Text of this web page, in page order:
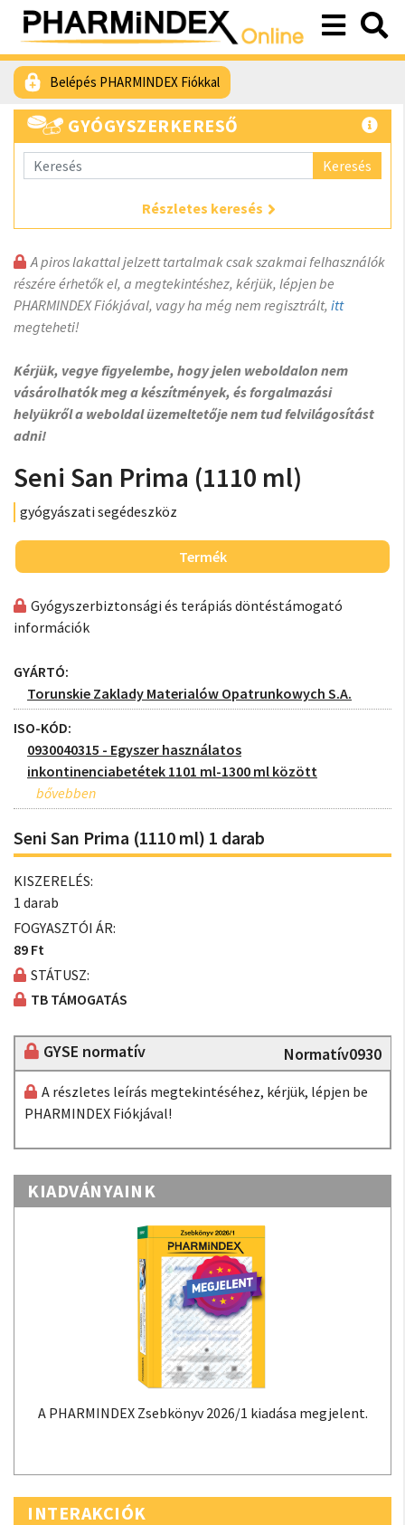
Belépés PHARMINDEX Fiókkal
GYÓGYSZERKERESŐ
Keresés
Részletes keresés
A piros lakattal jelzett tartalmak csak szakmai felhasználók
részére érhetők el, a megtekintéshez, kérjük, lépjen be
PHARMINDEX Fiókjával, vagy ha még nem regisztrált, itt
megteheti!
Kérjük, vegye figyelembe, hogy jelen weboldalon nem
vásárolhatók meg a készítmények, és forgalmazási
helyükről a weboldal üzemeltetője nem tud felvilágosítást
adni!
Seni San Prima (1110 ml)
gyógyászati segédeszköz
Termék
Gyógyszerbiztonsági és terápiás döntéstámogató
információk
GYÁRTÓ:
Torunskie Zaklady Materialów Opatrunkowych S.A.
ISO-KÓD:
0930040315 - Egyszer használatos
inkontinenciabetétek 1101 ml-1300 ml között
Seni San Prima (1110 ml) 1 darab
KISZERELÉS:
1 darab
FOGYASZTÓI ÁR:
89 Ft
STÁTUSZ:
TB TÁMOGATÁS
GYSE normatív Normatív0930
A részletes leírás megtekintéséhez, kérjük, lépjen be
PHARMINDEX Fiókjával!
KIADVÁNYAINK
A PHARMINDEX Zsebkönyv 2026/1 kiadása megjelent.
INTERAKCIÓK